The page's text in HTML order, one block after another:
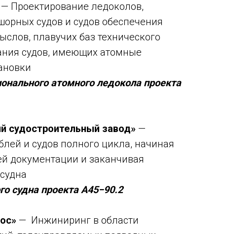
— Проектирование ледоколов,
судов и судов обеспечения
плавучих баз технического
судов, имеющих атомные
атомного ледокола проекта
судостроительный завод» —
и судов полного цикла, начиная
документации и заканчивая
судна проекта А45−90.2
— Инжиниринг в области